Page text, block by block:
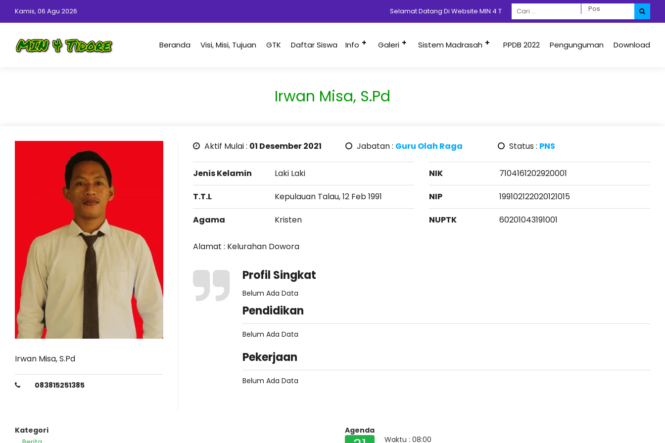
Kamis, 06 Agu 2026 Selamat Datang Di Website MIN 4 Tidore, Jangan Lupa Dengan Prokes 5M + 1D
Beranda Visi, Misi, Tujuan GTK Daftar Siswa Info Galeri Sistem Madrasah PPDB 2022 Pengunguman Download
Irwan Misa, S.Pd
Irwan Misa, S.Pd
083815251385
Aktif Mulai : 01 Desember 2021 Jabatan : Guru Olah Raga Status : PNS
Jenis Kelamin Laki Laki
T.T.L Kepulauan Talau, 12 Feb 1991
Agama Kristen
NIK 7104161202920001
NIP 199102122020121015
NUPTK 60201043191001
Alamat : Kelurahan Dowora
Profil Singkat
Belum Ada Data
Pendidikan
Belum Ada Data
Pekerjaan
Belum Ada Data
Kategori
Agenda
Waktu : 08:00